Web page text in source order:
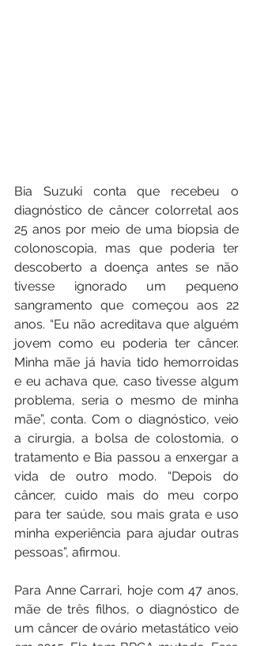
Bia Suzuki conta que recebeu o
diagnóstico de câncer colorretal aos
25 anos por meio de uma biopsia de
colonoscopia, mas que poderia ter
descoberto a doença antes se não
tivesse ignorado um pequeno
sangramento que começou aos 22
anos. “Eu não acreditava que alguém
jovem como eu poderia ter câncer.
Minha mãe já havia tido hemorroidas
e eu achava que, caso tivesse algum
problema, seria o mesmo de minha
mãe”, conta. Com o diagnóstico, veio
a cirurgia, a bolsa de colostomia, o
tratamento e Bia passou a enxergar a
vida de outro modo. “Depois do
câncer, cuido mais do meu corpo
para ter saúde, sou mais grata e uso
minha experiência para ajudar outras
pessoas”, afirmou.
Para Anne Carrari, hoje com 47 anos,
mãe de três filhos, o diagnóstico de
um câncer de ovário metastático veio